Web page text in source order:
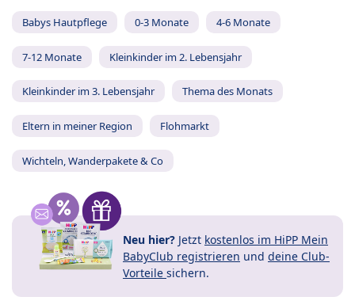
Babys Hautpflege 0-3 Monate 4-6 Monate
7-12 Monate Kleinkinder im 2. Lebensjahr
Kleinkinder im 3. Lebensjahr Thema des Monats
Eltern in meiner Region Flohmarkt
Wichteln, Wanderpakete & Co
Neu hier? Jetzt kostenlos im HiPP Mein
BabyClub registrieren und deine Club-
Vorteile sichern.